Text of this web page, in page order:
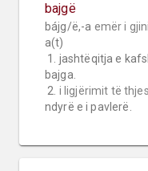
bajgë
bájg/ë,-a emër i
a(t)
bajga.
2. i ligjërimit të
ndyrë e i pavlerë.